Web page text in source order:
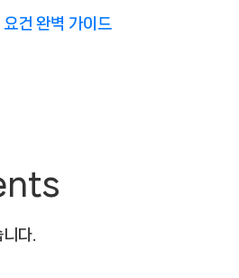
건 완벽 가이드
다.